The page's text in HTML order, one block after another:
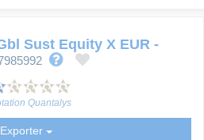
Sust Equity X EUR -
Quantalys
Exporter